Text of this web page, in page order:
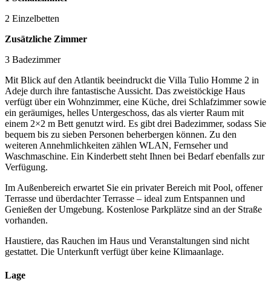
2 Einzelbetten
Zusätzliche Zimmer
3 Badezimmer
Mit Blick auf den Atlantik beeindruckt die Villa Tulio Homme 2 in
Adeje durch ihre fantastische Aussicht. Das zweistöckige Haus
verfügt über ein Wohnzimmer, eine Küche, drei Schlafzimmer sowie
ein geräumiges, helles Untergeschoss, das als vierter Raum mit
einem 2×2 m Bett genutzt wird. Es gibt drei Badezimmer, sodass Sie
bequem bis zu sieben Personen beherbergen können. Zu den
weiteren Annehmlichkeiten zählen WLAN, Fernseher und
Waschmaschine. Ein Kinderbett steht Ihnen bei Bedarf ebenfalls zur
Verfügung.
Im Außenbereich erwartet Sie ein privater Bereich mit Pool, offener
Terrasse und überdachter Terrasse – ideal zum Entspannen und
Genießen der Umgebung. Kostenlose Parkplätze sind an der Straße
vorhanden.
Haustiere, das Rauchen im Haus und Veranstaltungen sind nicht
gestattet. Die Unterkunft verfügt über keine Klimaanlage.
Lage